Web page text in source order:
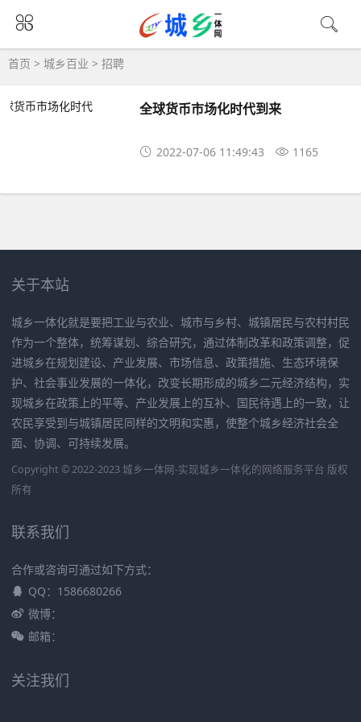
首页 > 城乡百业 > 招聘
全球货币市场化时代到来
2022-07-06 11:49:43 1165
关于本站
城乡一体化就是要把工业与农业、城市与乡村、城镇居民与农村村民
作为一个整体，统筹谋划、综合研究，通过体制改革和政策调整，促
进城乡在规划建设、产业发展、市场信息、政策措施、生态环境保
护、社会事业发展的一体化，改变长期形成的城乡二元经济结构，实
现城乡在政策上的平等、产业发展上的互补、国民待遇上的一致，让
农民享受到与城镇居民同样的文明和实惠，使整个城乡经济社会全
面、协调、可持续发展。
Copyright © 2022-2023 城乡一体网-实现城乡一体化的网络服务平台 版权
所有
联系我们
合作或咨询可通过如下方式：
QQ：1586680266
微博：
邮箱：
关注我们